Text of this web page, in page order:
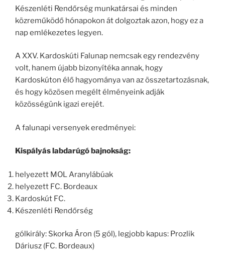
Készenléti Rendőrség munkatársai és minden
közreműködő hónapokon át dolgoztak azon, hogy ez a
nap emlékezetes legyen.
A XXV. Kardoskúti Falunap nemcsak egy rendezvény
volt, hanem újabb bizonyítéka annak, hogy
Kardoskúton élő hagyománya van az összetartozásnak,
és hogy közösen megélt élményeink adják
közösségünk igazi erejét.
A falunapi versenyek eredményei:
Kispályás labdarúgó bajnokság:
helyezett MOL Aranylábúak
helyezett FC. Bordeaux
Kardoskút FC.
Készenléti Rendőrség
gólkirály: Skorka Áron (5 gól), legjobb kapus: Prozlik
Dáriusz (FC. Bordeaux)